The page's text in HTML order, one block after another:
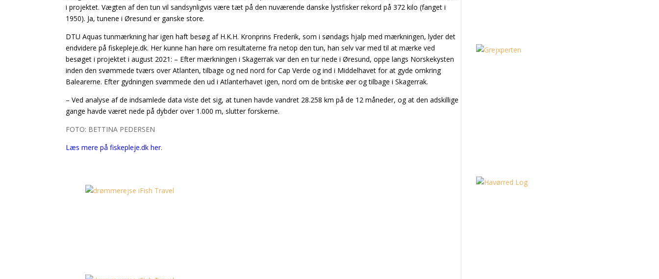
i projektet. Vægten af den tun vil sandsynligvis være tæt på den nuværende danske lystfisker rekord på 372 kilo (fanget i
1950). Ja, tunene i Øresund er ganske store.
DTU Aquas tunmærkning har igen haft besøg af H.K.H. Kronprins Frederik, som i søndags hjalp med mærkningen, lyder det
endvidere på fiskepleje.dk. Her kunne han høre om resultaterne fra netop den tun, han selv var med til at mærke ved
besøget i projektet i august 2021: – Efter mærkningen i Skagerrak var den en tur nede i Øresund, oppe langs Norskekysten
inden den svømmede tværs over Atlanten, tilbage og ned nord for Cap Verde og ind i Middelhavet for at gyde omkring
Balearerne. Efter gydningen svømmede den ud i Atlanterhavet igen, nord om de britiske øer og tilbage i Skagerrak.
– Ved analyse af de indsamlede data viste det sig, at tunen havde vandret 28.258 km på de 12 måneder, og at den adskillige
gange havde været nede på dybder over 1.000 m, slutter forskerne.
FOTO: BETTINA PEDERSEN
Læs mere på fiskepleje.dk her.